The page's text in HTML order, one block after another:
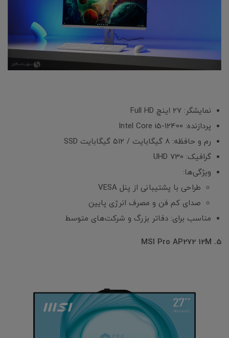
نمایشگر: ۲۷ اینچ Full HD
پردازنده: Intel Core i5-12400
رم و حافظه: ۸ گیگابایت / ۵۱۲ گیگابایت SSD
گرافیک: UHD 730
ویژگی‌ها:
طراحی با پشتیبانی از پنل VESA
صدای کم فن و مصرف انرژی پایین
مناسب برای: دفاتر بزرگ و شرکت‌های متوسط
5. MSI Pro AP272 12M